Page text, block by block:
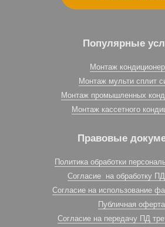
Популярные
Монтаж
Монтаж мульти сплит
Монтаж промышленных
Монтаж кассетного
Правовые
Политика обработки
Согласие на обработку
Согласие на использование
Публичная оферта
Согласие на передачу ПД